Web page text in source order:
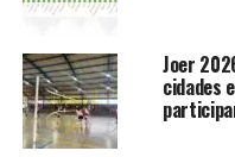
Joer
cidades